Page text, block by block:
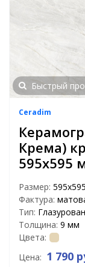
Быстрый
Ceradim
Крема)
595х595
Размер: 595x595
Фактура:
Тип:
Толщина: 9 мм
Цвета:
Цена: 1 790